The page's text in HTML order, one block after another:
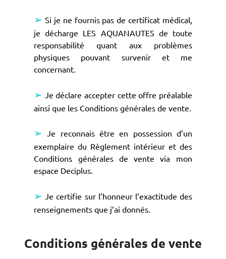
➢ Si je ne fournis pas de certificat médical,
je décharge LES AQUANAUTES de toute
responsabilité quant aux problèmes
physiques pouvant survenir et me
concernant.
➢ Je déclare accepter cette offre préalable
ainsi que les Conditions générales de vente.
➢ Je reconnais être en possession d’un
exemplaire du Règlement intérieur et des
Conditions générales de vente via mon
espace Deciplus.
➢ Je certifie sur l’honneur l’exactitude des
renseignements que j’ai donnés.
Conditions générales de vente